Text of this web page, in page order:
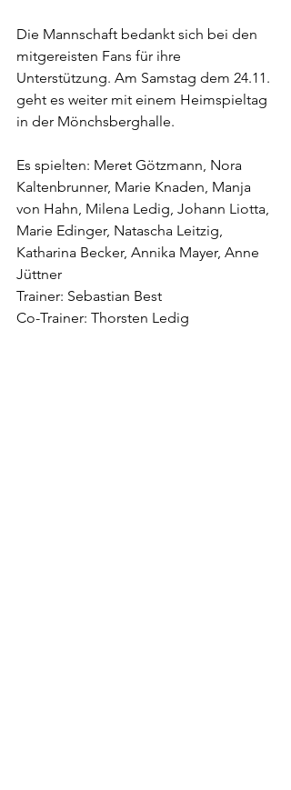
Die Mannschaft bedankt sich bei den
mitgereisten Fans für ihre
Unterstützung. Am Samstag dem 24.11.
geht es weiter mit einem Heimspieltag
in der Mönchsberghalle.
Es spielten: Meret Götzmann, Nora
Kaltenbrunner, Marie Knaden, Manja
von Hahn, Milena Ledig, Johann Liotta,
Marie Edinger, Natascha Leitzig,
Katharina Becker, Annika Mayer, Anne
Jüttner
Trainer: Sebastian Best
Co-Trainer: Thorsten Ledig